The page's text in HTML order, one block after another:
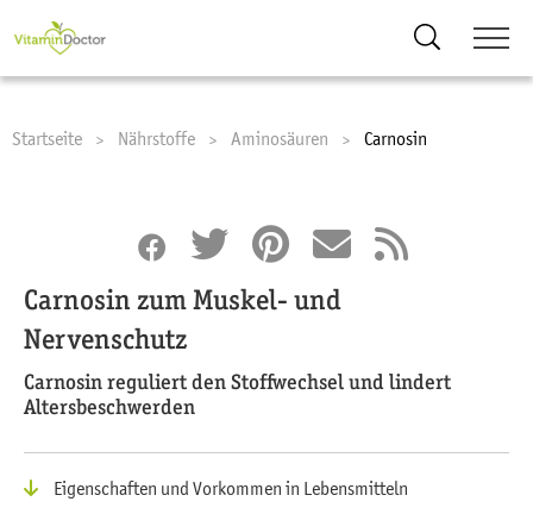
Startseite Nährstoffe Aminosäuren Current:
Carnosin
Carnosin zum Muskel- und
Nervenschutz
Carnosin reguliert den Stoffwechsel und lindert
Altersbeschwerden
Eigenschaften und Vorkommen in Lebensmitteln